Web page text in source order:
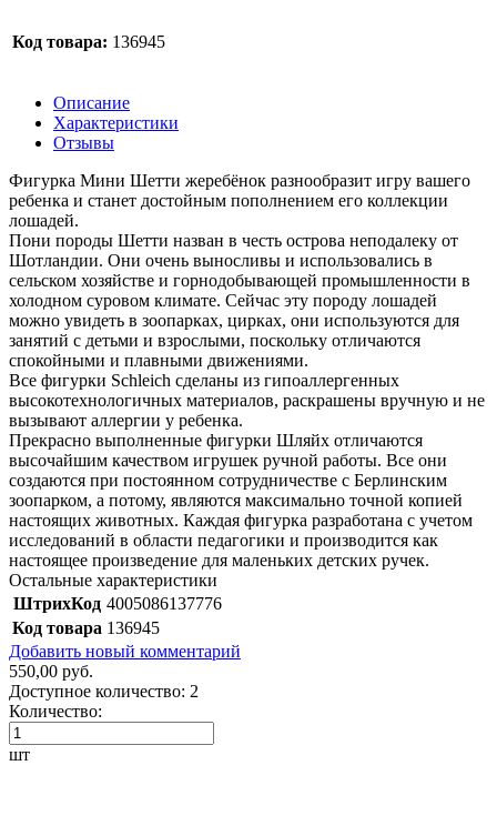
Код товара: 136945
Описание
Характеристики
Отзывы
Фигурка Мини Шетти жеребёнок разнообразит игру вашего
ребенка и станет достойным пополнением его коллекции
лошадей.
Пони породы Шетти назван в честь острова неподалеку от
Шотландии. Они очень выносливы и использовались в
сельском хозяйстве и горнодобывающей промышленности в
холодном суровом климате. Сейчас эту породу лошадей
можно увидеть в зоопарках, цирках, они используются для
занятий с детьми и взрослыми, поскольку отличаются
спокойными и плавными движениями.
Все фигурки Schleich сделаны из гипоаллергенных
высокотехнологичных материалов, раскрашены вручную и не
вызывают аллергии у ребенка.
Прекрасно выполненные фигурки Шляйх отличаются
высочайшим качеством игрушек ручной работы. Все они
создаются при постоянном сотрудничестве с Берлинским
зоопарком, а потому, являются максимально точной копией
настоящих животных. Каждая фигурка разработана с учетом
исследований в области педагогики и производится как
настоящее произведение для маленьких детских ручек.
Остальные характеристики
ШтрихКод 4005086137776
Код товара 136945
Добавить новый комментарий
550,00 руб.
Доступное количество: 2
Количество:
шт